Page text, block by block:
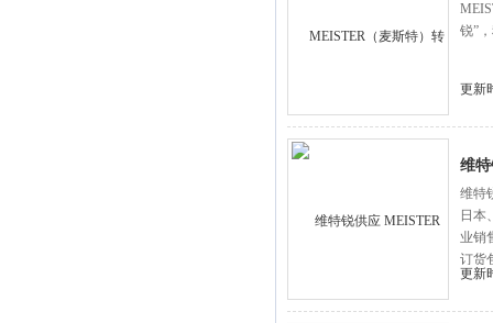
锐”
更新
维
维特
日本
业销
订货
更新